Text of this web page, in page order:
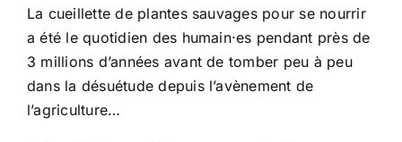
La cueillette de plantes sauvages pour se nourrir
a été le quotidien des humain·es pendant près de
3 millions d’années avant de tomber peu à peu
dans la désuétude depuis l’avènement de
l’agriculture…